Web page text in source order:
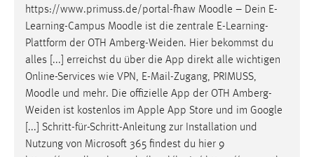
https://www.primuss.de/portal-fhaw Moodle – Dein E-
Learning-Campus Moodle ist die zentrale E-Learning-
Plattform der OTH Amberg-Weiden. Hier bekommst du
alles [...] erreichst du über die App direkt alle wichtigen
Online-Services wie VPN, E-Mail-Zugang, PRIMUSS,
Moodle und mehr. Die offizielle App der OTH Amberg-
Weiden ist kostenlos im Apple App Store und im Google
[...] Schritt-für-Schritt-Anleitung zur Installation und
Nutzung von Microsoft 365 findest du hier 9